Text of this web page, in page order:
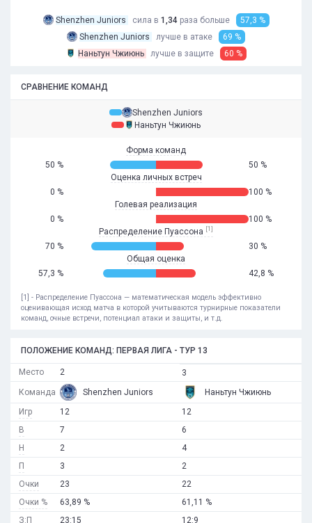
Shenzhen Juniors сила в 1,34 раза больше
57,3 %
Shenzhen Juniors
лучше в атаке
69 %
Наньтун Чжиюнь
лучше в защите 60 %
СРАВНЕНИЕ КОМАНД
Shenzhen Juniors
Наньтун Чжиюнь
Форма команд
50 %
50 %
Оценка личных встреч
0 %
100 %
Голевая реализация
0 %
100 %
Распределение Пуассона [1]
70 %
30 %
Общая оценка
57,3 %
42,8 %
[1] - Распределение Пуассона — математическая модель эффективно
оценивающая исход матча в которой учитываются турнирные показатели
команд, очные встречи, потенциал атаки и защиты, и т.д.
ПОЛОЖЕНИЕ КОМАНД: ПЕРВАЯ ЛИГА - ТУР 13
Место
Команда
Игр
В
Н
П
Очки
Очки %
З:П
2
Shenzhen Juniors
12
7
2
3
23
63,89 %
23:15
3
Наньтун Чжиюнь
12
6
4
2
22
61,11 %
12:9